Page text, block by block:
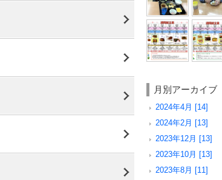
月別アーカイブ
2024年4月 [14]
2024年2月 [13]
2023年12月 [13]
2023年10月 [13]
2023年8月 [11]